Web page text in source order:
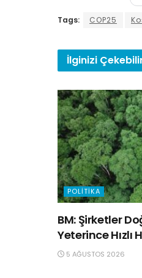
Tags: COP25
İlginizi
POLITIKA
BM: Şirketler
Yeterince
5 AĞUSTOS 2026